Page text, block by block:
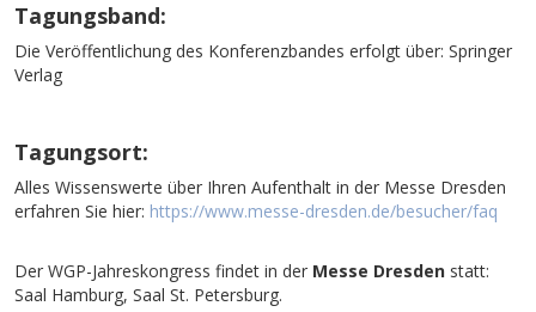
Tagungsband:
Die Veröffentlichung des Konferenzbandes erfolgt über: Springer
Verlag
Tagungsort:
Alles Wissenswerte über Ihren Aufenthalt in der Messe Dresden
erfahren Sie hier: https://www.messe-dresden.de/besucher/faq
Der WGP-Jahreskongress findet in der Messe Dresden statt:
Saal Hamburg, Saal St. Petersburg.